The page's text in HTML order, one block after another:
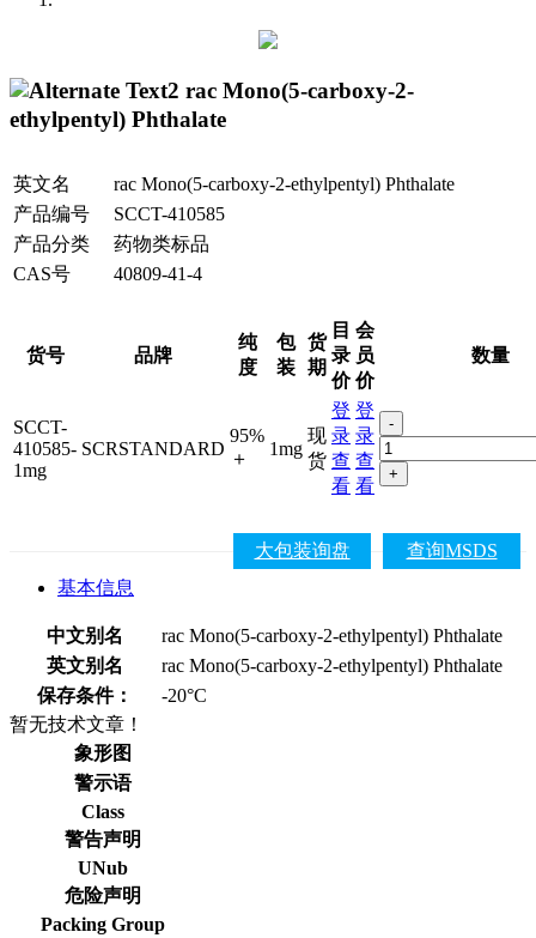
rac Mono(5-carboxy-2-
ethylpentyl) Phthalate
英文名
rac Mono(5-carboxy-2-ethylpentyl) Phthalate
产品编号
SCCT-410585
产品分类
药物类标品
CAS号
40809-41-4
货号 品牌
纯
度
包
装
货
期
目
录
价
会
员
价
数量
SCCT-
410585-
1mg
SCRSTANDARD
95%
＋
1mg
现
货
登
录
查
看
登
录
查
看
-
+
查询MSDS
大包装询盘
基本信息
中文别名
rac Mono(5-carboxy-2-ethylpentyl) Phthalate
英文别名
rac Mono(5-carboxy-2-ethylpentyl) Phthalate
保存条件：
-20°C
暂无技术文章！
象形图
警示语
Class
警告声明
UNub
危险声明
Packing Group